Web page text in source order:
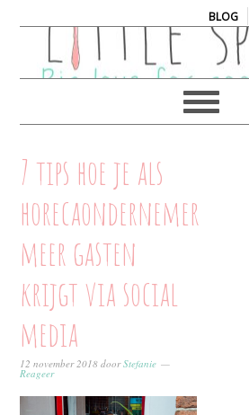
BLOG|
7 tips hoe je als
horecaondernemer
meer gasten
krijgt via social
media
12 november 2018 doorStefanie
Reageer